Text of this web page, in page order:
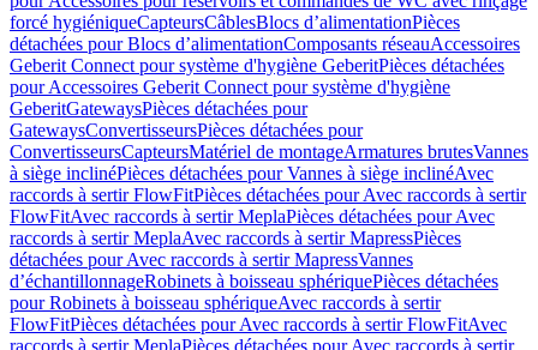
forcé hygiéniqueCapteursCâblesBlocs d’alimentationPièces
détachées pour Blocs d’alimentationComposants réseauAccessoires
Geberit Connect pour système d'hygiène GeberitPièces détachées
pour Accessoires Geberit Connect pour système d'hygiène
GeberitGatewaysPièces détachées pour
GatewaysConvertisseursPièces détachées pour
ConvertisseursCapteursMatériel de montageArmatures brutesVannes
à siège inclinéPièces détachées pour Vannes à siège inclinéAvec
raccords à sertir FlowFitPièces détachées pour Avec raccords à sertir
FlowFitAvec raccords à sertir MeplaPièces détachées pour Avec
raccords à sertir MeplaAvec raccords à sertir MapressPièces
détachées pour Avec raccords à sertir MapressVannes
d’échantillonnageRobinets à boisseau sphériquePièces détachées
pour Robinets à boisseau sphériqueAvec raccords à sertir
FlowFitPièces détachées pour Avec raccords à sertir FlowFitAvec
raccords à sertir MeplaPièces détachées pour Avec raccords à sertir